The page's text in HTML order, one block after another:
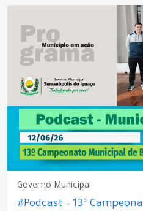
Governo Municipal
#Podcast – 13º